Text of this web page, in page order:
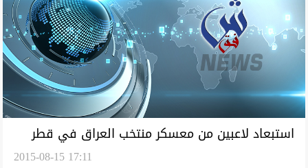
استبعاد لاعبين من معسكر منتخب العراق في قطر
2015-08-15 17:11